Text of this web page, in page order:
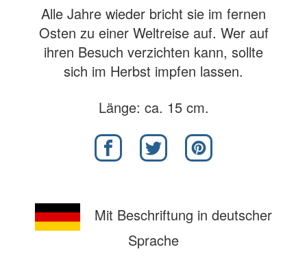
Alle Jahre wieder bricht sie im fernen
Osten zu einer Weltreise auf. Wer auf
ihren Besuch verzichten kann, sollte
sich im Herbst impfen lassen.
Länge: ca. 15 cm.
Mit Beschriftung in deutscher
Sprache